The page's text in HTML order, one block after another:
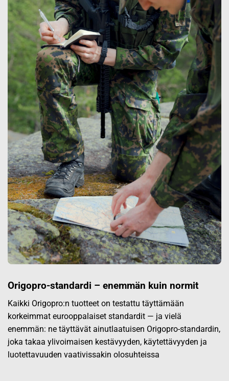
Origopro-standardi – enemmän kuin normit
Kaikki Origopro:n tuotteet on testattu täyttämään
korkeimmat eurooppalaiset standardit — ja vielä
enemmän: ne täyttävät ainutlaatuisen Origopro-standardin,
joka takaa ylivoimaisen kestävyyden, käytettävyyden ja
luotettavuuden vaativissakin olosuhteissa